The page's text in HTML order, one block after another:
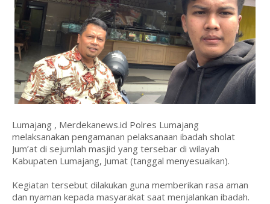
Lumajang , Merdekanews.id Polres Lumajang
melaksanakan pengamanan pelaksanaan ibadah sholat
Jum’at di sejumlah masjid yang tersebar di wilayah
Kabupaten Lumajang, Jumat (tanggal menyesuaikan).
Kegiatan tersebut dilakukan guna memberikan rasa aman
dan nyaman kepada masyarakat saat menjalankan ibadah.